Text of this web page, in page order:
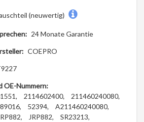
(neuwertig)
24 Monate Garantie
COEPRO
OE-Nummern:
2114602400,
211460240080,
52394,
A211460240080,
JRP882, SR23213,